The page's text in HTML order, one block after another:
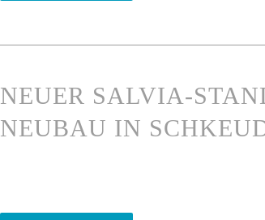
NEUER SALVIA-
NEUBAU IN